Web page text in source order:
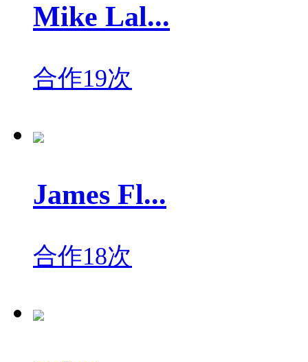
Mike Lal...
合作19次
James Fl...
合作18次